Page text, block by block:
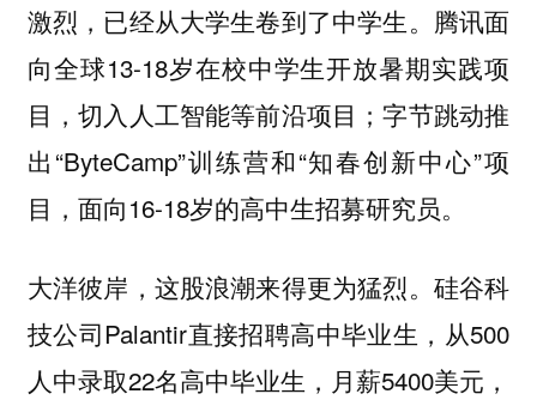
激烈，已经从大学生卷到了中学生。 腾讯面
向全球13-18岁在校中学生开放暑期实践项
目，切入人工智能等前沿项目；字节跳动推
出“ByteCamp”训练营和“知春创新中心”项
目，面向16-18岁的高中生招募研究员。
大洋彼岸，这股浪潮来得更为猛烈。硅谷科
技公司Palantir直接招聘高中毕业生，从500
人中录取22名高中毕业生，月薪5400美元，